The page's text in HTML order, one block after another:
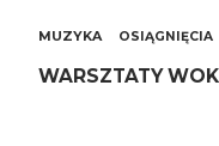
MUZYKA OSIĄGNIĘCIA
WARSZTATY